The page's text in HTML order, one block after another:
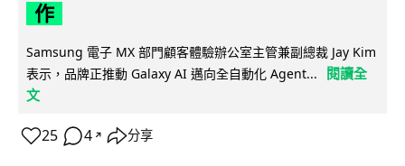
作
Samsung 電子 MX 部門顧客體驗辦公室主管兼副總裁 Jay Kim
表示，品牌正推動 Galaxy AI 邁向全自動化 Agent...
閱讀全
文
25 4 ↗ 分享